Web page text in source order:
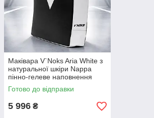
Маківара V`Noks Aria White з
натуральної шкіри Nappa
пінно-гелеве наповнення
вигнута форма професійна
лапа для боксу та MMA
Готово до відправки
5 996 ₴